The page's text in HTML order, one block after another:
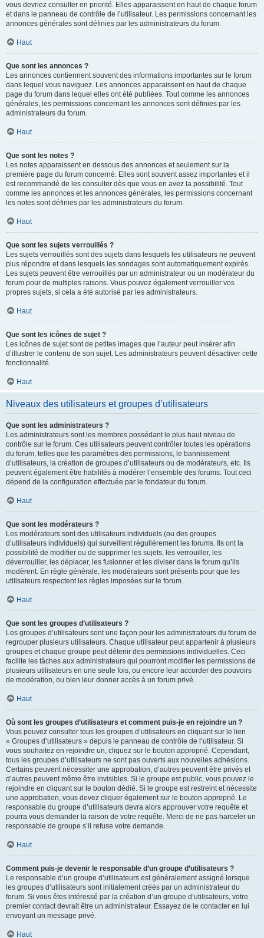
vous devriez consulter en priorité. Elles apparaissent en haut de chaque forum
et dans le panneau de contrôle de l’utilisateur. Les permissions concernant les
annonces générales sont définies par les administrateurs du forum.
Haut
Que sont les annonces ?
Les annonces contiennent souvent des informations importantes sur le forum
dans lequel vous naviguez. Les annonces apparaissent en haut de chaque
page du forum dans lequel elles ont été publiées. Tout comme les annonces
générales, les permissions concernant les annonces sont définies par les
administrateurs du forum.
Haut
Que sont les notes ?
Les notes apparaissent en dessous des annonces et seulement sur la
première page du forum concerné. Elles sont souvent assez importantes et il
est recommandé de les consulter dès que vous en avez la possibilité. Tout
comme les annonces et les annonces générales, les permissions concernant
les notes sont définies par les administrateurs du forum.
Haut
Que sont les sujets verrouillés ?
Les sujets verrouillés sont des sujets dans lesquels les utilisateurs ne peuvent
plus répondre et dans lesquels les sondages sont automatiquement expirés.
Les sujets peuvent être verrouillés par un administrateur ou un modérateur du
forum pour de multiples raisons. Vous pouvez également verrouiller vos
propres sujets, si cela a été autorisé par les administrateurs.
Haut
Que sont les icônes de sujet ?
Les icônes de sujet sont de petites images que l’auteur peut insérer afin
d’illustrer le contenu de son sujet. Les administrateurs peuvent désactiver cette
fonctionnalité.
Haut
Niveaux des utilisateurs et groupes d’utilisateurs
Que sont les administrateurs ?
Les administrateurs sont les membres possédant le plus haut niveau de
contrôle sur le forum. Ces utilisateurs peuvent contrôler toutes les opérations
du forum, telles que les paramètres des permissions, le bannissement
d’utilisateurs, la création de groupes d’utilisateurs ou de modérateurs, etc. Ils
peuvent également être habilités à modérer l’ensemble des forums. Tout ceci
dépend de la configuration effectuée par le fondateur du forum.
Haut
Que sont les modérateurs ?
Les modérateurs sont des utilisateurs individuels (ou des groupes
d’utilisateurs individuels) qui surveillent régulièrement les forums. Ils ont la
possibilité de modifier ou de supprimer les sujets, les verrouiller, les
déverrouiller, les déplacer, les fusionner et les diviser dans le forum qu’ils
modèrent. En règle générale, les modérateurs sont présents pour que les
utilisateurs respectent les règles imposées sur le forum.
Haut
Que sont les groupes d’utilisateurs ?
Les groupes d’utilisateurs sont une façon pour les administrateurs du forum de
regrouper plusieurs utilisateurs. Chaque utilisateur peut appartenir à plusieurs
groupes et chaque groupe peut détenir des permissions individuelles. Ceci
facilite les tâches aux administrateurs qui pourront modifier les permissions de
plusieurs utilisateurs en une seule fois, ou encore leur accorder des pouvoirs
de modération, ou bien leur donner accès à un forum privé.
Haut
Où sont les groupes d’utilisateurs et comment puis-je en rejoindre un ?
Vous pouvez consulter tous les groupes d’utilisateurs en cliquant sur le lien
« Groupes d’utilisateurs » depuis le panneau de contrôle de l’utilisateur. Si
vous souhaitez en rejoindre un, cliquez sur le bouton approprié. Cependant,
tous les groupes d’utilisateurs ne sont pas ouverts aux nouvelles adhésions.
Certains peuvent nécessiter une approbation, d’autres peuvent être privés et
d’autres peuvent même être invisibles. Si le groupe est public, vous pouvez le
rejoindre en cliquant sur le bouton dédié. Si le groupe est restreint et nécessite
une approbation, vous devez cliquer également sur le bouton approprié. Le
responsable du groupe d’utilisateurs devra alors approuver votre requête et
pourra vous demander la raison de votre requête. Merci de ne pas harceler un
responsable de groupe s’il refuse votre demande.
Haut
Comment puis-je devenir le responsable d’un groupe d’utilisateurs ?
Le responsable d’un groupe d’utilisateurs est généralement assigné lorsque
les groupes d’utilisateurs sont initialement créés par un administrateur du
forum. Si vous êtes intéressé par la création d’un groupe d’utilisateurs, votre
premier contact devrait être un administrateur. Essayez de le contacter en lui
envoyant un message privé.
Haut